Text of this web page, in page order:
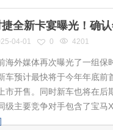
全新卡宴曝光！确
04-01 0 4201
海外媒体再次曝光了一组保
车预计最快将于今年年底
市开售。同时新车也将在后
级主要竞争对手包含了宝马